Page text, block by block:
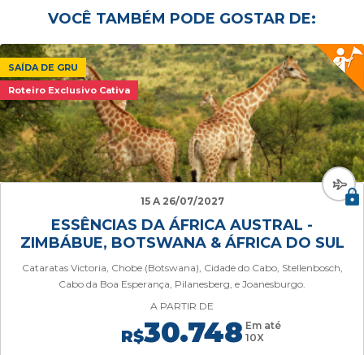
VOCÊ TAMBÉM PODE GOSTAR DE:
SAÍDA DE GRU
Roteiro Exclusivo Cativa
15 A 26/07/2027
ESSÊNCIAS DA ÁFRICA AUSTRAL -
ZIMBÁBUE, BOTSWANA & ÁFRICA DO SUL
Cataratas Victoria, Chobe (Botswana), Cidade do Cabo, Stellenbosch,
Cabo da Boa Esperança, Pilanesberg, e Joanesburgo.
A PARTIR DE
R$30.748 Em até
10X